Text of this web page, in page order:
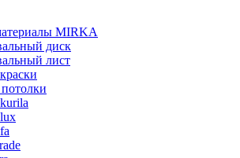
MIRKA
диск
лист